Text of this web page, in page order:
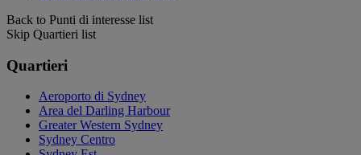
Back to Punti di interesse list
Skip Quartieri list
Quartieri
Aeroporto di Sydney
Area del Darling Harbour
Greater Western Sydney
Sydney Centro